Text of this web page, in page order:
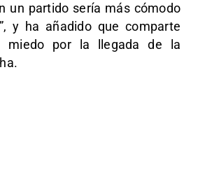
un partido sería más cómodo
y ha añadido que comparte
miedo por la llegada de la